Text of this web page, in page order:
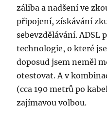
záliba a nadšení ve
připojení, získávání
sebevzdělávání. ADSL
technologie, o které
doposud jsem neměl
otestovat. A v
(cca 190 metrů po
zajímavou volbou.